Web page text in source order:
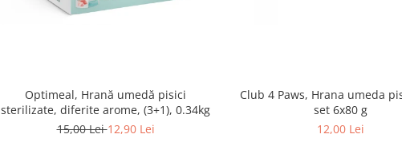
Optimeal, Hrană umedă pisici
sterilizate, diferite arome, (3+1), 0.34kg
15,00 Lei12,90 Lei
Club 4 Paws, Hrana umeda
set 6x80 g
12,00 Lei